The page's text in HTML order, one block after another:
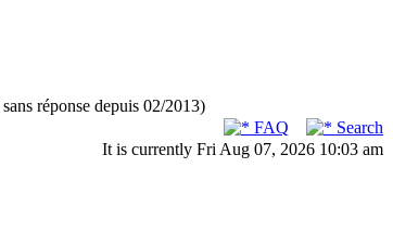
réponse depuis 02/2013)
FAQ
Search
It is currently Fri Aug 07, 2026 10:03 am